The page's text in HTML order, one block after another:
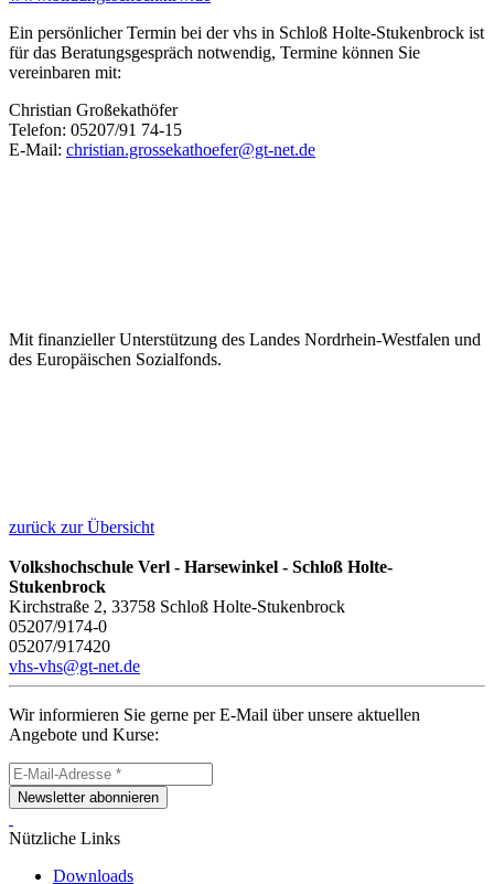
Ein persönlicher Termin bei der vhs in Schloß Holte-Stukenbrock ist
für das Beratungsgespräch notwendig, Termine können Sie
vereinbaren mit:
Christian Großekathöfer
Telefon: 05207/91 74-15
E-Mail: christian.grossekathoefer@gt-net.de
Mit finanzieller Unterstützung des Landes Nordrhein-Westfalen und
des Europäischen Sozialfonds.
zurück zur Übersicht
Volkshochschule Verl - Harsewinkel - Schloß Holte-
Stukenbrock
Kirchstraße 2, 33758 Schloß Holte-Stukenbrock
05207/9174-0
05207/917420
vhs-vhs@gt-net.de
Wir informieren Sie gerne per E-Mail über unsere aktuellen
Angebote und Kurse:
Newsletter abonnieren
Nützliche Links
Downloads